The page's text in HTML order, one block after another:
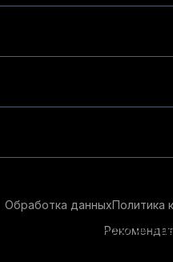
Обработка данныхПолитика
технологии в